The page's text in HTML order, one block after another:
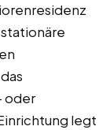
oder
legt